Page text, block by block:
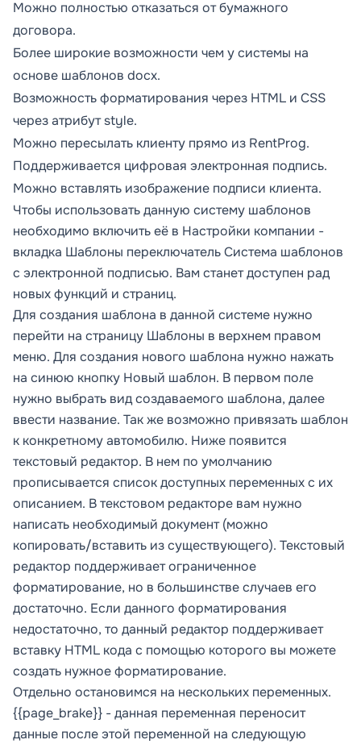
Можно полностью отказаться от бумажного
договора.
Более широкие возможности чем у системы на
основе шаблонов docx.
Возможность форматирования через HTML и CSS
через атрибут style.
Можно пересылать клиенту прямо из RentProg.
Поддерживается цифровая электронная подпись.
Можно вставлять изображение подписи клиента.
Чтобы использовать данную систему шаблонов
необходимо включить её в Настройки компании -
вкладка Шаблоны переключательСистема шаблонов
с электронной подписью. Вам станет доступен рад
новых функций и страниц.
Для создания шаблона в данной системе нужно
перейти на страницу Шаблоны в верхнем правом
меню. Для создания нового шаблона нужно нажать
на синюю кнопку Новый шаблон. В первом поле
нужно выбрать вид создаваемого шаблона, далее
ввести название. Так же возможно привязать шаблон
к конкретному автомобилю. Ниже появится
текстовый редактор. В нем по умолчанию
прописывается список доступных переменных с их
описанием. В текстовом редакторе вам нужно
написать необходимый документ (можно
копировать/вставить из существующего). Текстовый
редактор поддерживает ограниченное
форматирование, но в большинстве случаев его
достаточно. Если данного форматирования
недостаточно, то данный редактор поддерживает
вставку HTML кода с помощью которого вы можете
создать нужное форматирование.
Отдельно остановимся на нескольких переменных.
{{page_brake}} - данная переменная переносит
данные после этой переменной на следующую